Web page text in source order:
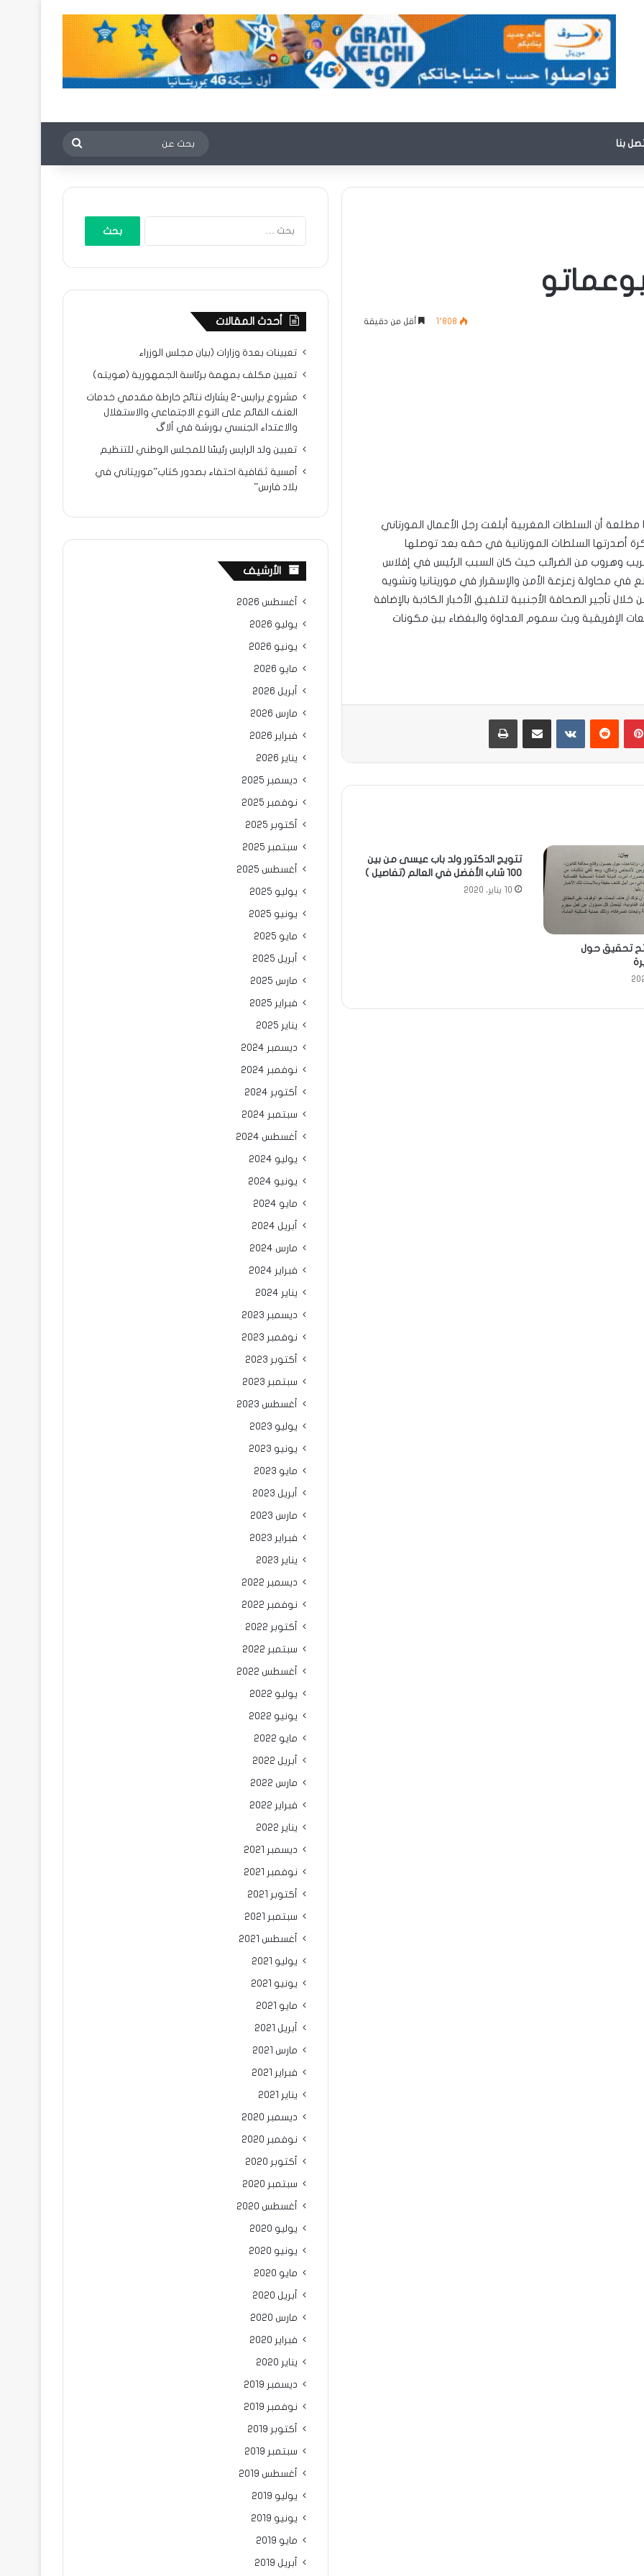
بنا بحث
عن
1٬808 أقل من دقيقة
أن السلطات المغربية أبلغت رجل الأعمال المورتاني
السلطات المورتانية في حقه بعد توصلها
وهروب من الضرائب حيث كان السبب الرئيس في إفلاس
محاولة زعزعة الأمن والإسقرار في موريتانيا وتشويه
تأجير الصحافة الأجنبية لتلفيق الأخبار الكاذبة بالإضافة
الإفريقية وبث سموم العداوة والبغضاء بين مكونات
بينتيريست مشاركة عبر البريد طباعة
تحقيق حول
تتويج الدكتور ولد باب عيسى من بين
100 شاب الأفضل في العالم (تفاصيل )
10 يناير، 2020
أحدث المقالات
تعيينات بعدة وزارات (بيان مجلس الوزراء
تعيين مكلف بمهمة برئاسة الجمهورية (هويته)
مشروع برابس-2 يشارك نتائح خارطة مقدمي خدمات
العنف القائم على النوع الاجتماعي والاستغلال
والاعتداء الجنسي بورشة في ألاگ
تعيين ولد الرايس رئيسًا للمجلس الوطني للتنظيم
أمسية ثقافية احتفاء بصدور كتاب”موريتاني في
بلاد فارس”
الأرشيف
أغسطس 2026
يوليو 2026
يونيو 2026
مايو 2026
أبريل 2026
مارس 2026
فبراير 2026
يناير 2026
ديسمبر 2025
نوفمبر 2025
أكتوبر 2025
سبتمبر 2025
أغسطس 2025
يوليو 2025
يونيو 2025
مايو 2025
أبريل 2025
مارس 2025
فبراير 2025
يناير 2025
ديسمبر 2024
نوفمبر 2024
أكتوبر 2024
سبتمبر 2024
أغسطس 2024
يوليو 2024
يونيو 2024
مايو 2024
أبريل 2024
مارس 2024
فبراير 2024
يناير 2024
ديسمبر 2023
نوفمبر 2023
أكتوبر 2023
سبتمبر 2023
أغسطس 2023
يوليو 2023
يونيو 2023
مايو 2023
أبريل 2023
مارس 2023
فبراير 2023
يناير 2023
ديسمبر 2022
نوفمبر 2022
أكتوبر 2022
سبتمبر 2022
أغسطس 2022
يوليو 2022
يونيو 2022
مايو 2022
أبريل 2022
مارس 2022
فبراير 2022
يناير 2022
ديسمبر 2021
نوفمبر 2021
أكتوبر 2021
سبتمبر 2021
أغسطس 2021
يوليو 2021
يونيو 2021
مايو 2021
أبريل 2021
مارس 2021
فبراير 2021
يناير 2021
ديسمبر 2020
نوفمبر 2020
أكتوبر 2020
سبتمبر 2020
أغسطس 2020
يوليو 2020
يونيو 2020
مايو 2020
أبريل 2020
مارس 2020
فبراير 2020
يناير 2020
ديسمبر 2019
نوفمبر 2019
أكتوبر 2019
سبتمبر 2019
أغسطس 2019
يوليو 2019
يونيو 2019
مايو 2019
أبريل 2019